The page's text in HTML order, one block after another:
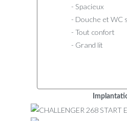
- Spacieux
- Douche et WC
- Tout confort
- Grand lit